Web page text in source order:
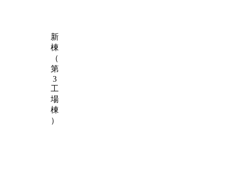
新
棟
（
第
3
工
場
棟
）